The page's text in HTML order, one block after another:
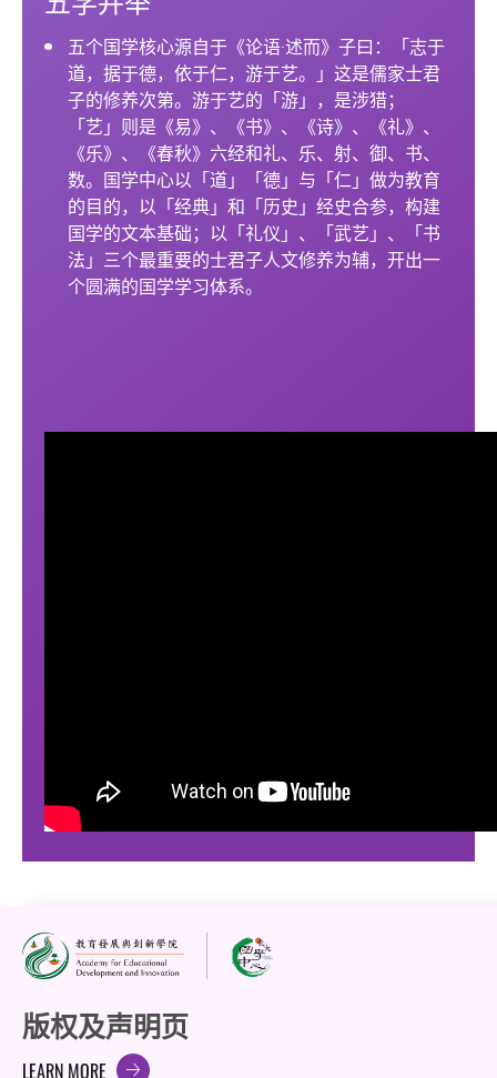
五个国学核心源自于《论语·述而》子曰：「志于
道，据于德，依于仁，游于艺。」这是儒家士君
子的修养次第。游于艺的「游」，是涉猎；
「艺」则是《易》、《书》、《诗》、《礼》、
《乐》、《春秋》六经和礼、乐、射、御、书、
数。国学中心以「道」「德」与「仁」做为教育
的目的，以「经典」和「历史」经史合参，构建
国学的文本基础；以「礼仪」、「武艺」、「书
法」三个最重要的士君子人文修养为辅，开出一
个圆满的国学学习体系。
版权及声明页
LEARN MORE